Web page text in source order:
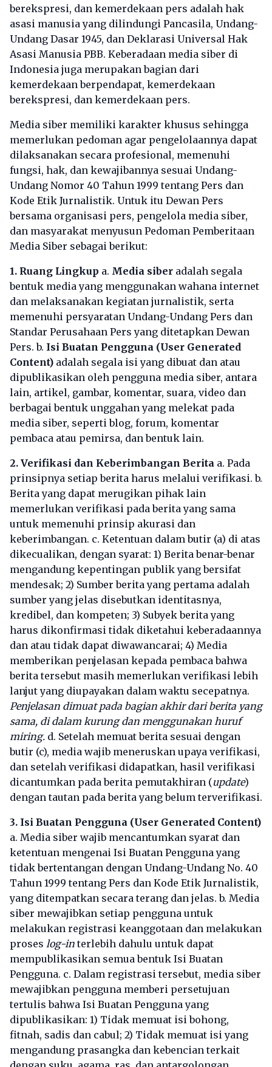
berekspresi, dan kemerdekaan pers adalah hak
asasi manusia yang dilindungi Pancasila, Undang-
Undang Dasar 1945, dan Deklarasi Universal Hak
Asasi Manusia PBB. Keberadaan media siber di
Indonesia juga merupakan bagian dari
kemerdekaan berpendapat, kemerdekaan
berekspresi, dan kemerdekaan pers.
Media siber memiliki karakter khusus sehingga
memerlukan pedoman agar pengelolaannya dapat
dilaksanakan secara profesional, memenuhi
fungsi, hak, dan kewajibannya sesuai Undang-
Undang Nomor 40 Tahun 1999 tentang Pers dan
Kode Etik Jurnalistik. Untuk itu Dewan Pers
bersama organisasi pers, pengelola media siber,
dan masyarakat menyusun Pedoman Pemberitaan
Media Siber sebagai berikut:
1. Ruang Lingkup a. Media siber adalah segala
bentuk media yang menggunakan wahana internet
dan melaksanakan kegiatan jurnalistik, serta
memenuhi persyaratan Undang-Undang Pers dan
Standar Perusahaan Pers yang ditetapkan Dewan
Pers. b. Isi Buatan Pengguna (User Generated
Content) adalah segala isi yang dibuat dan atau
dipublikasikan oleh pengguna media siber, antara
lain, artikel, gambar, komentar, suara, video dan
berbagai bentuk unggahan yang melekat pada
media siber, seperti blog, forum, komentar
pembaca atau pemirsa, dan bentuk lain.
2. Verifikasi dan Keberimbangan Berita a. Pada
prinsipnya setiap berita harus melalui verifikasi. b.
Berita yang dapat merugikan pihak lain
memerlukan verifikasi pada berita yang sama
untuk memenuhi prinsip akurasi dan
keberimbangan. c. Ketentuan dalam butir (a) di atas
dikecualikan, dengan syarat: 1) Berita benar-benar
mengandung kepentingan publik yang bersifat
mendesak; 2) Sumber berita yang pertama adalah
sumber yang jelas disebutkan identitasnya,
kredibel, dan kompeten; 3) Subyek berita yang
harus dikonfirmasi tidak diketahui keberadaannya
dan atau tidak dapat diwawancarai; 4) Media
memberikan penjelasan kepada pembaca bahwa
berita tersebut masih memerlukan verifikasi lebih
lanjut yang diupayakan dalam waktu secepatnya.
Penjelasan dimuat pada bagian akhir dari berita yang
sama, di dalam kurung dan menggunakan huruf
miring. d. Setelah memuat berita sesuai dengan
butir (c), media wajib meneruskan upaya verifikasi,
dan setelah verifikasi didapatkan, hasil verifikasi
dicantumkan pada berita pemutakhiran (update)
dengan tautan pada berita yang belum terverifikasi.
3. Isi Buatan Pengguna (User Generated Content)
a. Media siber wajib mencantumkan syarat dan
ketentuan mengenai Isi Buatan Pengguna yang
tidak bertentangan dengan Undang-Undang No. 40
Tahun 1999 tentang Pers dan Kode Etik Jurnalistik,
yang ditempatkan secara terang dan jelas. b. Media
siber mewajibkan setiap pengguna untuk
melakukan registrasi keanggotaan dan melakukan
proses log-interlebih dahulu untuk dapat
mempublikasikan semua bentuk Isi Buatan
Pengguna. c. Dalam registrasi tersebut, media siber
mewajibkan pengguna memberi persetujuan
tertulis bahwa Isi Buatan Pengguna yang
dipublikasikan: 1) Tidak memuat isi bohong,
fitnah, sadis dan cabul; 2) Tidak memuat isi yang
mengandung prasangka dan kebencian terkait